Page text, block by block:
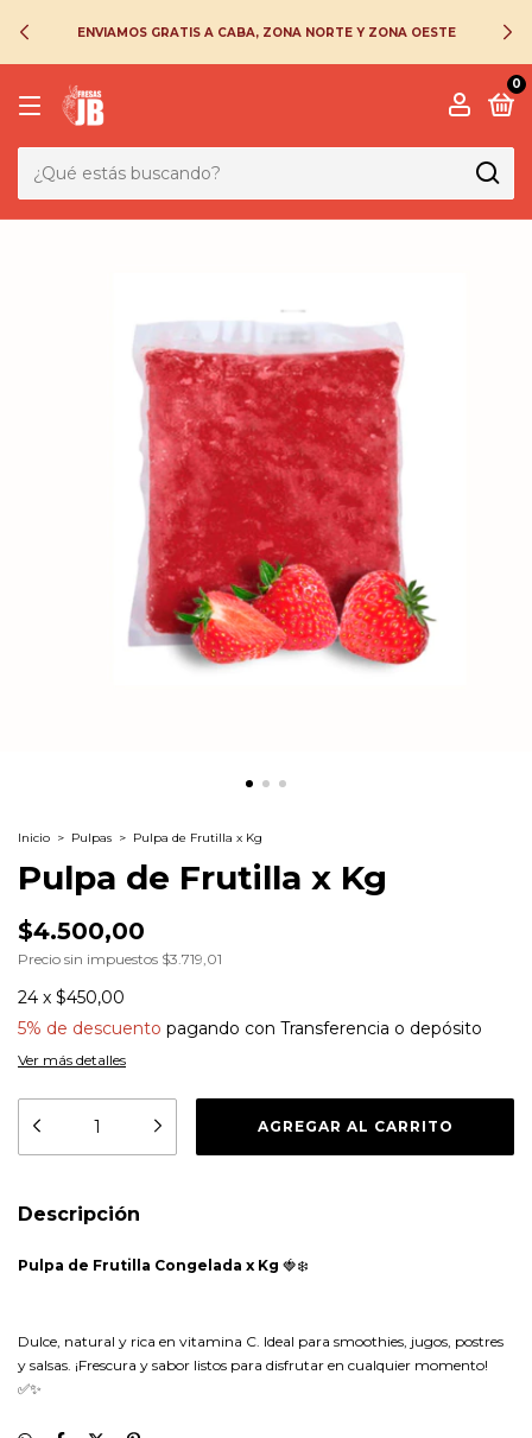
ENVIAMOS GRATIS A CABA, ZONA NORTE Y ZONA OESTE
0
Inicio > Pulpas > Pulpa de Frutilla x Kg
Pulpa de Frutilla x Kg
$4.500,00
Precio sin impuestos $3.719,01
24 x $450,00
5% de descuento pagando con Transferencia o depósito
Ver más detalles
Descripción
Pulpa de Frutilla Congelada x Kg 🍓❄️
Dulce, natural y rica en vitamina C. Ideal para smoothies, jugos, postres
y salsas. ¡Frescura y sabor listos para disfrutar en cualquier momento!
✅✨